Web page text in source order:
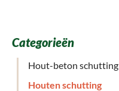
Categorieën
Hout-beton schutting
Houten schutting